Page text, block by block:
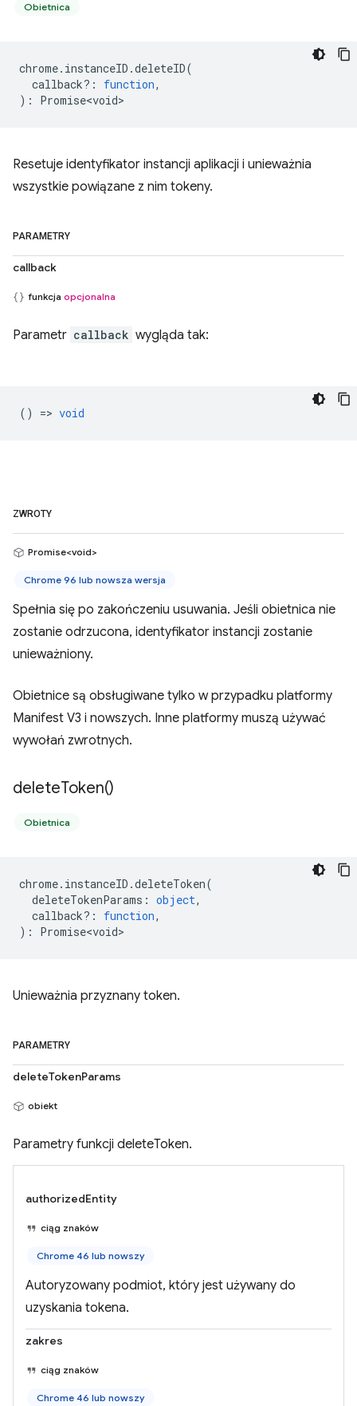
Obietnica
chrome. instanceID .deleteID(
callback? : function,
) : Promise<void>
Resetuje identyfikator instancji aplikacji i unieważnia
wszystkie powiązane z nim tokeny.
PARAMETRY
callback
funkcja opcjonalna
Parametr callback wygląda tak:
() => void
ZWROTY
Promise<void>
Chrome 96 lub nowsza wersja
Spełnia się po zakończeniu usuwania. Jeśli obietnica nie
zostanie odrzucona, identyfikator instancji zostanie
unieważniony.
Obietnice są obsługiwane tylko w przypadku platformy
Manifest V3 i nowszych. Inne platformy muszą używać
wywołań zwrotnych.
deleteToken()
Obietnica
chrome. instanceID .deleteToken(
deleteTokenParams : object,
callback? : function,
) : Promise<void>
Unieważnia przyznany token.
PARAMETRY
deleteTokenParams
obiekt
Parametry funkcji deleteToken.
authorizedEntity
ciąg znaków
Chrome 46 lub nowszy
Autoryzowany podmiot, który jest używany do
uzyskania tokena.
zakres
ciąg znaków
Chrome 46 lub nowszy